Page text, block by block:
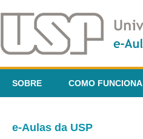
SOBRE COMO FUNCIONA
e-Aulas da USP